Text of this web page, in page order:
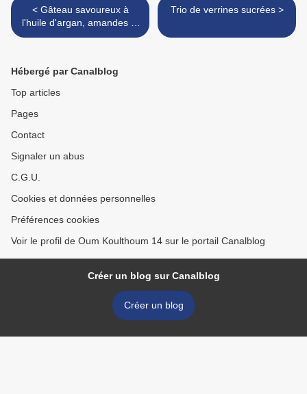
< Gâteau savoureux à
l'huile d'argan, amandes et
miel
Trio de verrines sucrées >
Hébergé par Canalblog
Top articles
Pages
Contact
Signaler un abus
C.G.U.
Cookies et données personnelles
Préférences cookies
Voir le profil de Oum Koulthoum 14 sur le portail Canalblog
Créer un blog sur Canalblog
Créer un blog